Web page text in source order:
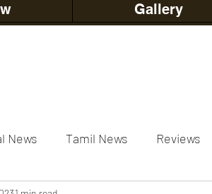
Gallery
News Tamil News Reviews